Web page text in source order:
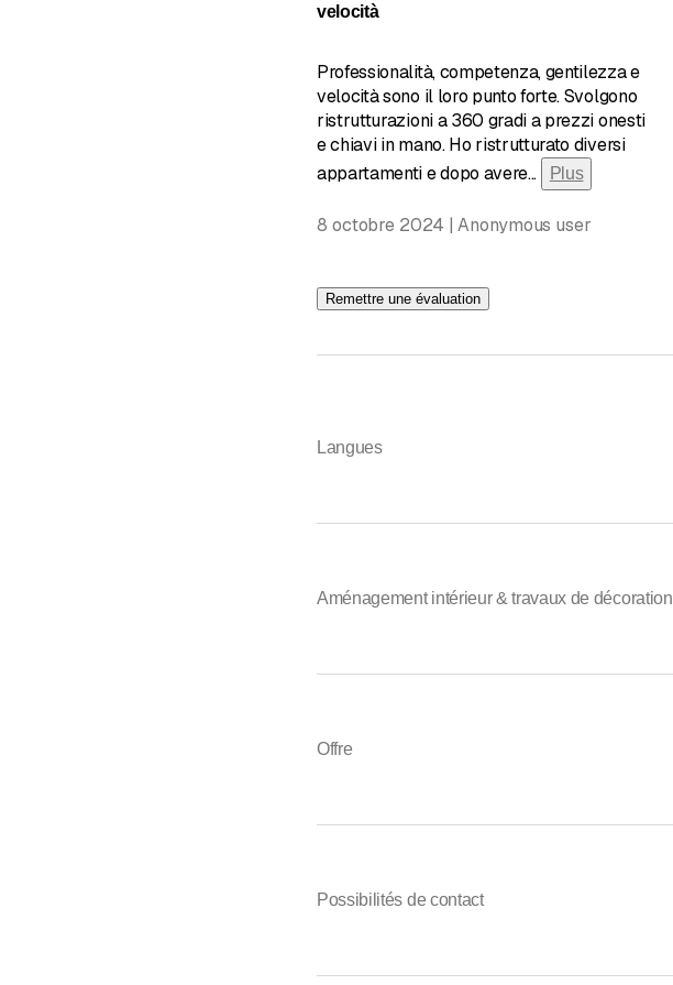
velocità
Professionalità, competenza, gentilezza e
velocità sono il loro punto forte. Svolgono
ristrutturazioni a 360 gradi a prezzi onesti
e chiavi in mano. Ho ristrutturato diversi
appartamenti e dopo avere... Plus
8 octobre 2024 | Anonymous user
Remettre une évaluation
Langues
Aménagement intérieur & travaux de décoration
Offre
Possibilités de contact